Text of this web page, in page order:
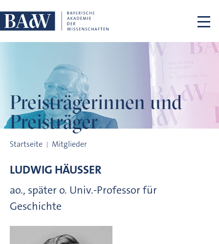
Preisträgerinnen und
Preisträger
Startseite Mitglieder
LUDWIG HÄUSSER
ao., später o. Univ.-Professor für
Geschichte